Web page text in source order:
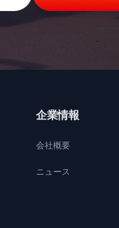
企業情報
会社概要
ニュース